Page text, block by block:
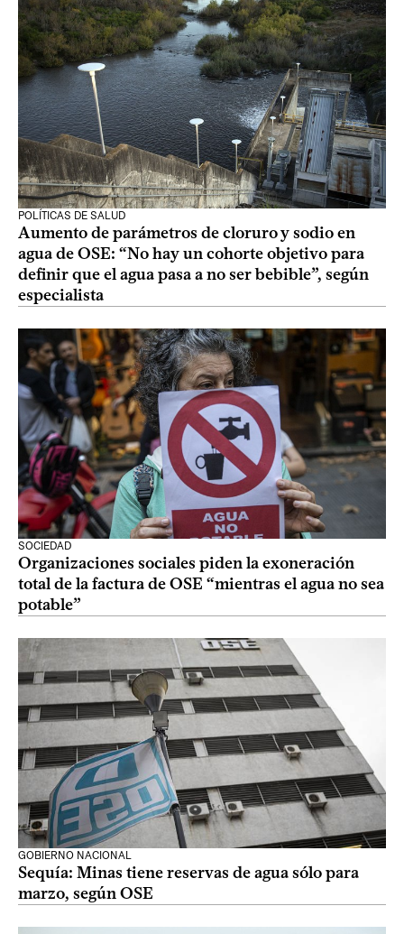
POLÍTICAS DE SALUD
Aumento de parámetros de cloruro y sodio en
agua de OSE: “No hay un cohorte objetivo para
definir que el agua pasa a no ser bebible”, según
especialista
SOCIEDAD
Organizaciones sociales piden la exoneración
total de la factura de OSE “mientras el agua no sea
potable”
GOBIERNO NACIONAL
Sequía: Minas tiene reservas de agua sólo para
marzo, según OSE